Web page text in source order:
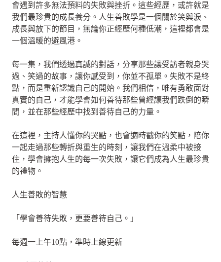
會遇到許多無法預料的失敗與挫折。這些經歷，或許就是
我們最珍貴的成長養分。人生善敗學是一個關於笑與淚、
成長與放下的節目，無論你正經歷何種低潮，這裡都會是
一個溫暖的避風港。
每一集，我們透過真誠的對話，分享那些讓受訪者親身哭
過、笑過的故事，讓你感受到，你並不孤單。失敗不是終
點，而是重新認識自己的開始。我們相信，唯有勇敢面對
真實的自己，才能學會如何善待那些曾經讓我們跌倒的瞬
間，並在那些經歷中找到善待自己的力量。
在這裡，主持人懂你的哭點，也會適時戳你的笑點，陪你
一起走過那些轉折與重生的時刻，讓我們在溫柔中被接
住，學會擁抱人生的每一次失敗，讓它們成為人生最珍貴
的禮物。
人生善敗的智慧
「學會善待失敗，更要善待自己。」
每週一上午10點，準時上線更新